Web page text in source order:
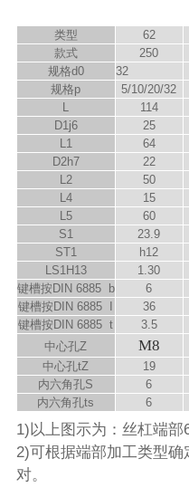
类型
62
款式
250
规格d0
32
规格p
5/10/20/32
L
114
D1j6
25
L1
64
D2h7
22
L2
50
L4
15
L5
60
S1
23.9
ST1
h12
LS1H13
1.30
键槽按DIN 6885 b
6
键槽按DIN 6885 I
36
键槽按DIN 6885 t
3.5
中心孔Z
M8
中心孔tZ
19
内六角孔S
6
内六角孔ts 6
1)以上图示为：丝杠端部
2)可根据端部加工类型
对。